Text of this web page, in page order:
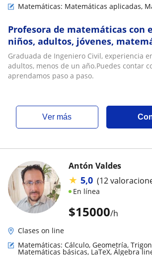
Matemáticas: Matemáticas aplicadas,
Profesora de matemáticas con
niños, adultos, jóvenes,
matemáticas aplicadas
Graduada de Ingeniero Civil, experiencia
adultos, menos de un año.Puedes contar
aprendamos paso a paso.
ver más
$15000/h
Antón Valdes
★ 5,0 (12
En línea
Clases on line
Matemáticas: Cálculo, Geometría,
Matemáticas básicas, LaTeX, Álgebra